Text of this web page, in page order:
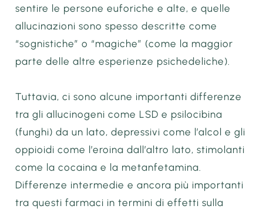
sentire le persone euforiche e alte, e quelle
allucinazioni sono spesso descritte come
“sognistiche” o “magiche” (come la maggior
parte delle altre esperienze psichedeliche).
Tuttavia, ci sono alcune importanti differenze
tra gli allucinogeni come LSD e psilocibina
(funghi) da un lato, depressivi come l’alcol e gli
oppioidi come l’eroina dall’altro lato, stimolanti
come la cocaina e la metanfetamina.
Differenze intermedie e ancora più importanti
tra questi farmaci in termini di effetti sulla